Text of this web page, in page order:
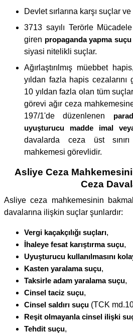
Devlet sırlarına karşı suçlar
3713 sayılı Terörle
giren propaganda yapma suçu
siyasi nitelikli suçlar.
Ağırlaştırılmış müebbet
yıldan fazla hapis cezalarını
10 yıldan fazla olan tüm
görevi ağır ceza
197/1'de düzenlenen
uyuşturucu madde imal
davalarda ceza üst
mahkemesi görevlidir.
Asliye Ceza
Ceza
Asliye ceza mahkemesinin
davalarına ilişkin suçlar şunlardır:
Vergi kaçakçılığı suçları,
İhaleye fesat karıştırma suçu,
Uyuşturucu kullanılmasını
Kasten yaralama suçu,
Taksirle adam yaralama suçu,
Cinsel taciz suçu,
Cinsel saldırı suçu (TCK
Reşit olmayanla cinsel ilişki
Tehdit suçu,